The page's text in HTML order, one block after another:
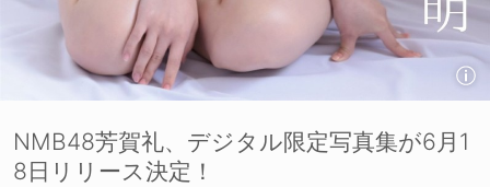
NMB48芳賀礼、デジタル限定写真集が6月1
8日リリース決定！